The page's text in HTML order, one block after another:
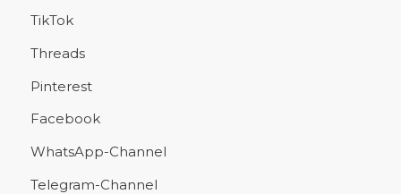
TikTok
Threads
Pinterest
Facebook
WhatsApp-Channel
Telegram-Channel